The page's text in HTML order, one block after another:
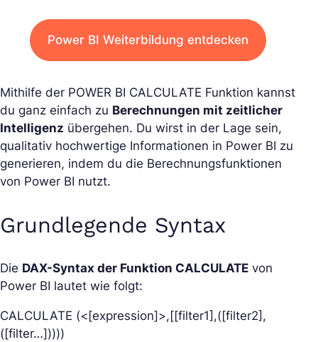
Power BI Weiterbildung entdecken
Mithilfe der POWER BI CALCULATE Funktion kannst
du ganz einfach zu Berechnungen mit zeitlicher
Intelligenz übergehen. Du wirst in der Lage sein,
qualitativ hochwertige Informationen in Power BI zu
generieren, indem du die Berechnungsfunktionen
von Power BI nutzt.
Grundlegende Syntax
Die DAX-Syntax der Funktion CALCULATE von
Power BI lautet wie folgt:
CALCULATE (<[expression]>,[[filter1],([filter2],
([filter…]))))